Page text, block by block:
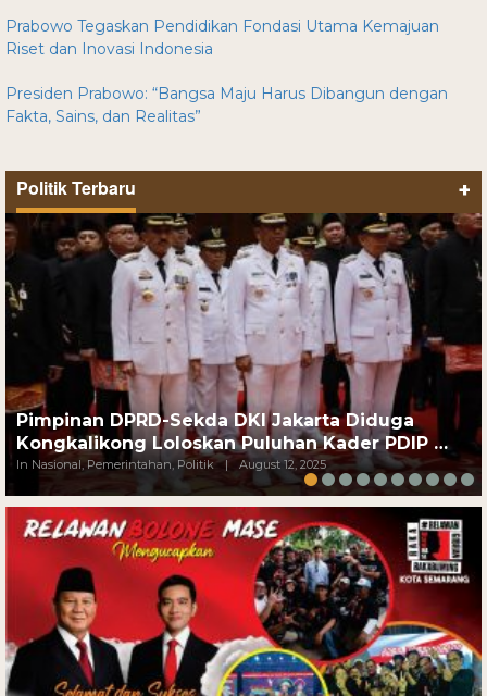
Prabowo Tegaskan Pendidikan Fondasi Utama Kemajuan
Riset dan Inovasi Indonesia
Presiden Prabowo: “Bangsa Maju Harus Dibangun dengan
Fakta, Sains, dan Realitas”
Politik Terbaru +
Pimpinan DPRD-Sekda DKI Jakarta Diduga
Kongkalikong Loloskan Puluhan Kader PDIP …
In Nasional, Pemerintahan, Politik | August 12, 2025